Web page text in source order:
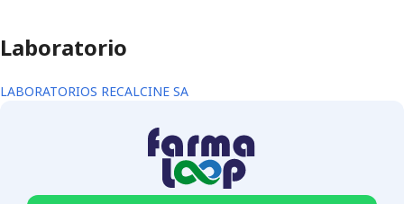
Laboratorio
LABORATORIOS RECALCINE SA